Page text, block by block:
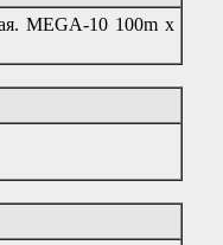
MEGA-10 100m x